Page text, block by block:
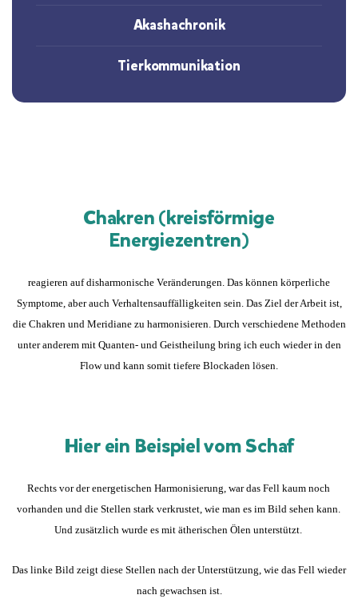
Akashachronik
Tierkommunikation
Chakren (kreisförmige
Energiezentren)
reagieren auf disharmonische Veränderungen. Das können körperliche
Symptome, aber auch Verhaltensauffälligkeiten sein. Das Ziel der Arbeit ist,
die Chakren und Meridiane zu harmonisieren. Durch verschiedene Methoden
unter anderem mit Quanten- und Geistheilung bring ich euch wieder in den
Flow und kann somit tiefere Blockaden lösen.
Hier ein Beispiel vom Schaf
Rechts vor der energetischen Harmonisierung, war das Fell kaum noch
vorhanden und die Stellen stark verkrustet, wie man es im Bild sehen kann.
Und zusätzlich wurde es mit ätherischen Ölen unterstützt.
Das linke Bild zeigt diese Stellen nach der Unterstützung, wie das Fell wieder
nach gewachsen ist.